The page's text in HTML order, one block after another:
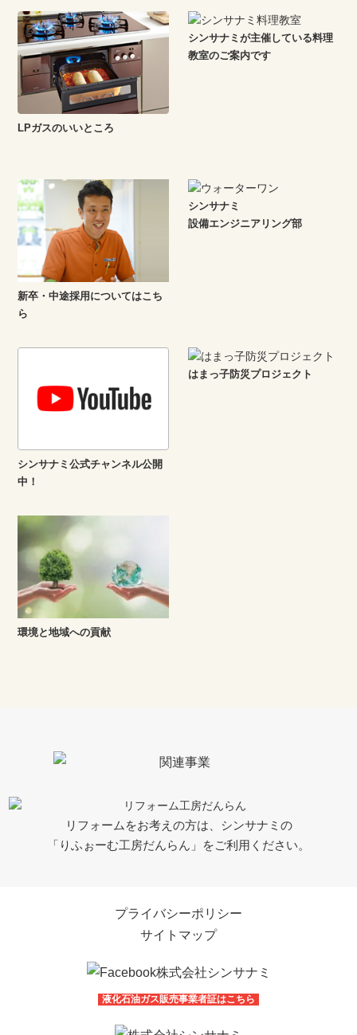
LPガスのいいところ
シンサナミが主催している料理
教室のご案内です
新卒・中途採用についてはこち
ら
シンサナミ
設備エンジニアリング部
シンサナミ公式チャンネル公開
中！
はまっ子防災プロジェクト
環境と地域への貢献
リフォームをお考えの方は、シンサナミの
「りふぉーむ工房だんらん」をご利用ください。
プライバシーポリシー
サイトマップ
液化石油ガス販売事業者証はこちら